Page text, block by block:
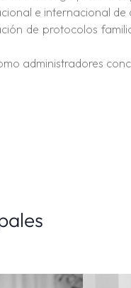
e internacional de
de protocolos
administradores